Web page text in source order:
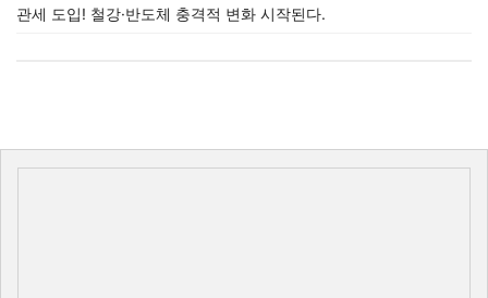
관세 도입! 철강·반도체 충격적 변화 시작된다.